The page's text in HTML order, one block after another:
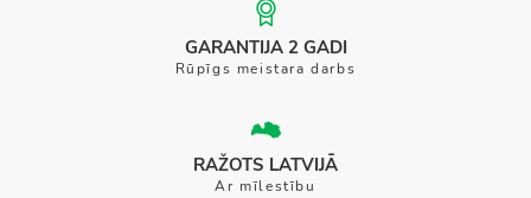
GARANTIJA 2 GADI
Rūpīgs meistara darbs
RAŽOTS LATVIJĀ
Ar mīlestību